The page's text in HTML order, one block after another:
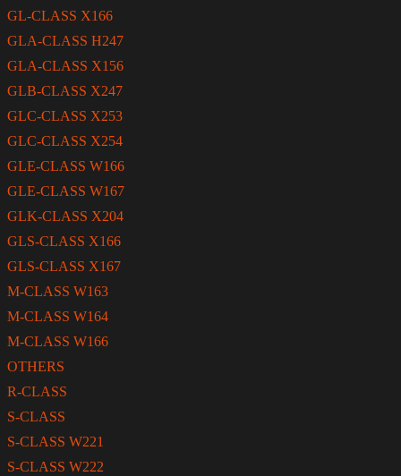
GL-CLASS X166
GLA-CLASS H247
GLA-CLASS X156
GLB-CLASS X247
GLC-CLASS X253
GLC-CLASS X254
GLE-CLASS W166
GLE-CLASS W167
GLK-CLASS X204
GLS-CLASS X166
GLS-CLASS X167
M-CLASS W163
M-CLASS W164
M-CLASS W166
OTHERS
R-CLASS
S-CLASS
S-CLASS W221
S-CLASS W222